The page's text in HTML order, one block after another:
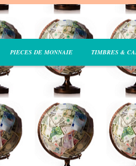
PIECES DE MONNAIE TIMBRES &